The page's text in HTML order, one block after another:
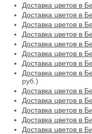
Доставка цветов в
Доставка цветов в
Доставка цветов в
Доставка цветов в
Доставка цветов в
Доставка цветов в
Доставка цветов в
Доставка цветов в
руб.)
Доставка цветов в
Доставка цветов в
Доставка цветов в
Доставка цветов в
Доставка цветов в